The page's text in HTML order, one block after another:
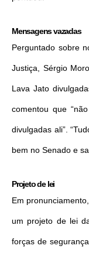
Mensagens vazadas
Perguntado sobre
Justiça, Sérgio
Lava Jato
comentou que
divulgadas ali”.
bem no Senado e
Projeto de lei
Em
um projeto de lei
forças de